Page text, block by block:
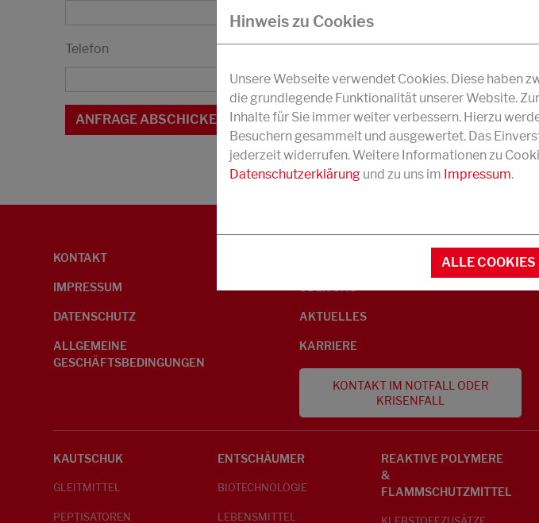
Telefon
KONTAKT
IMPRESSUM
DATENSCHUTZ
ALLGEMEINE
GESCHÄFTSBEDINGUNGEN
UMWELTINFORMATIONEN
AKTUELLES
KARRIERE
KONTAKT IM NOTFALL ODER
KRISENFALL
KAUTSCHUK
GLEITMITTEL
PEPTISATOREN
ENTSCHÄUMER
BIOTECHNOLOGIE
LEBENSMITTEL
REAKTIVE POLYMERE
&
FLAMMSCHUTZMITTEL
Hinweis zu Cookies
Unsere Webseite verwendet Cookies. Diese haben
die grundlegende Funktionalität unserer Website.
Inhalte für Sie immer weiter verbessern. Hierzu
Besuchern gesammelt und ausgewertet. Das
jederzeit widerrufen. Weitere Informationen zu
Datenschutzerklärung und zu uns im Impressum.
ALLE